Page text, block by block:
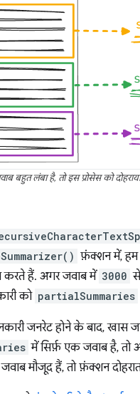
बहुत लंबा है, तो इस प्रोसेस को
फ़ंक्शन में, हम
करते हैं. अगर जवाब में 3000 से
को partialSummaries
जनरेट होने के बाद, खास
में सिर्फ़ एक जवाब है,
मौजूद हैं, तो फ़ंक्शन